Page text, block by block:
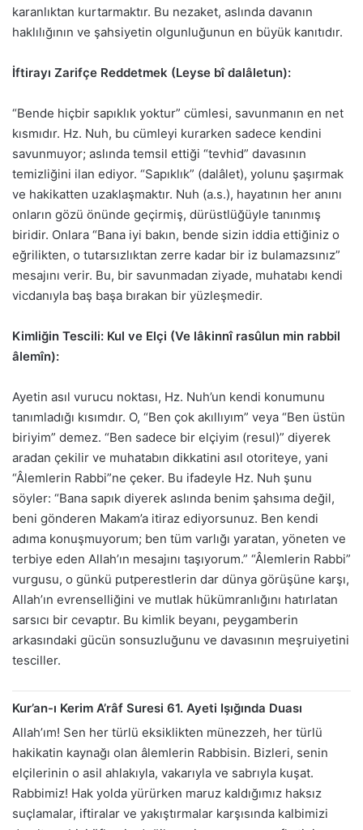
karanlıktan kurtarmaktır. Bu nezaket, aslında davanın
haklılığının ve şahsiyetin olgunluğunun en büyük kanıtıdır.
İftirayı Zarifçe Reddetmek (Leyse bî dalâletun):
“Bende hiçbir sapıklık yoktur” cümlesi, savunmanın en net
kısmıdır. Hz. Nuh, bu cümleyi kurarken sadece kendini
savunmuyor; aslında temsil ettiği “tevhid” davasının
temizliğini ilan ediyor. “Sapıklık” (dalâlet), yolunu şaşırmak
ve hakikatten uzaklaşmaktır. Nuh (a.s.), hayatının her anını
onların gözü önünde geçirmiş, dürüstlüğüyle tanınmış
biridir. Onlara “Bana iyi bakın, bende sizin iddia ettiğiniz o
eğrilikten, o tutarsızlıktan zerre kadar bir iz bulamazsınız”
mesajını verir. Bu, bir savunmadan ziyade, muhatabı kendi
vicdanıyla baş başa bırakan bir yüzleşmedir.
Kimliğin Tescili: Kul ve Elçi (Ve lâkinnî rasûlun min rabbil
âlemîn):
Ayetin asıl vurucu noktası, Hz. Nuh’un kendi konumunu
tanımladığı kısımdır. O, “Ben çok akıllıyım” veya “Ben üstün
biriyim” demez. “Ben sadece bir elçiyim (resul)” diyerek
aradan çekilir ve muhatabın dikkatini asıl otoriteye, yani
“Âlemlerin Rabbi”ne çeker. Bu ifadeyle Hz. Nuh şunu
söyler: “Bana sapık diyerek aslında benim şahsıma değil,
beni gönderen Makam’a itiraz ediyorsunuz. Ben kendi
adıma konuşmuyorum; ben tüm varlığı yaratan, yöneten ve
terbiye eden Allah’ın mesajını taşıyorum.” “Âlemlerin Rabbi”
vurgusu, o günkü putperestlerin dar dünya görüşüne karşı,
Allah’ın evrenselliğini ve mutlak hükümranlığını hatırlatan
sarsıcı bir cevaptır. Bu kimlik beyanı, peygamberin
arkasındaki gücün sonsuzluğunu ve davasının meşruiyetini
tesciller.
Kur’an-ı Kerim A’râf Suresi 61. Ayeti Işığında Duası
Allah’ım! Sen her türlü eksiklikten münezzeh, her türlü
hakikatin kaynağı olan âlemlerin Rabbisin. Bizleri, senin
elçilerinin o asil ahlakıyla, vakarıyla ve sabrıyla kuşat.
Rabbimiz! Hak yolda yürürken maruz kaldığımız haksız
suçlamalar, iftiralar ve yakıştırmalar karşısında kalbimizi